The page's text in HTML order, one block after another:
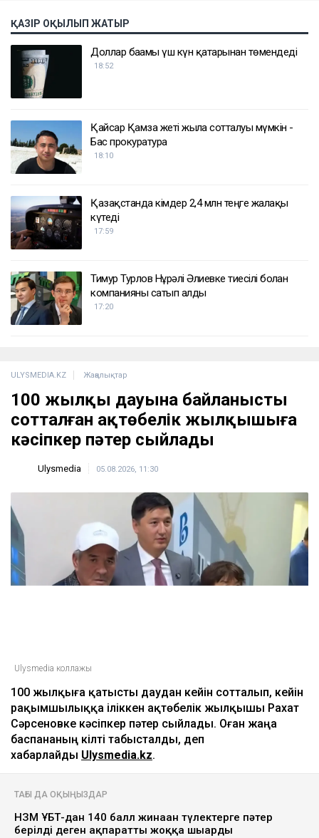
ҚАЗІР ОҚЫЛЫП ЖАТЫР
Доллар бағамы үш күн қатарынан төмендеді
18:52
Қайсар Қамза жеті жылға сотталуы мүмкін -
Бас прокуратура
18:10
Қазақстанда кімдер 2,4 млн теңге жалақы
күтеді
17:59
Тимур Турлов Нұрәлі Әлиевке тиесілі болған
компанияны сатып алды
17:20
ULYSMEDIA.KZ Жаңалықтар
100 жылқы дауына байланысты
сотталған ақтөбелік жылқышыға
кәсіпкер пәтер сыйлады
Ulysmedia 05.08.2026, 11:30
Ulysmedia коллажы
100 жылқыға қатысты даудан кейін сотталып, кейін
рақымшылыққа іліккен ақтөбелік жылқышы Рахат
Сәрсеновке кәсіпкер пәтер сыйлады. Оған жаңа
баспананың кілті табысталды, деп
хабарлайды Ulysmedia.kz.
ТАҒЫ ДА ОҚЫҢЫЗДАР
НЗМ ҰБТ-дан 140 балл жинаған түлектерге пәтер
берілді деген ақпаратты жоққа шығарды